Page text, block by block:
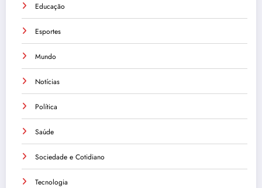
Educação
Esportes
Mundo
Notícias
Política
Saúde
Sociedade e Cotidiano
Tecnologia